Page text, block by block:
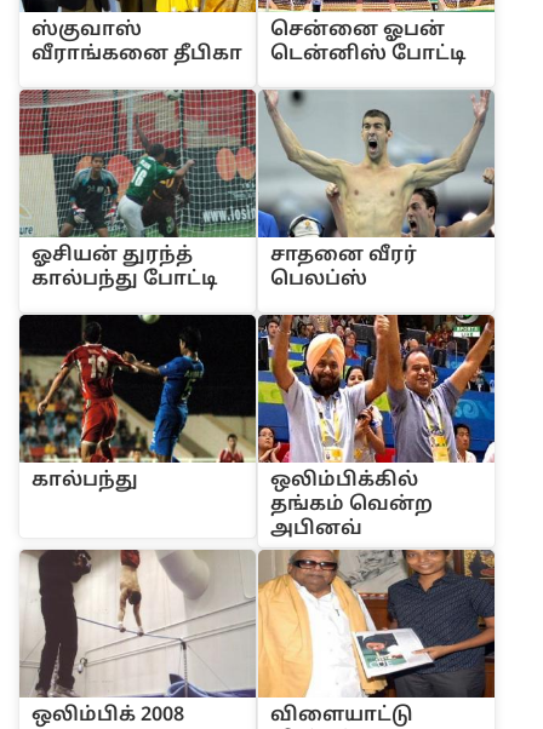
‌ஸ்குவா‌‌ஸ்
‌வீரா‌ங்கனை ‌தீ‌‌பிகா
செ‌ன்னை ஓப‌ன்
‌டெ‌ன்‌னி‌ஸ் போ‌ட்டி
ஓ‌சிய‌ன் துர‌ந்‌த்
கா‌ல்ப‌ந்து போ‌ட்டி
சாதனை ‌வீர‌ர்
பெல‌ப்‌ஸ்
கா‌ல்ப‌ந்து
ஒ‌லி‌ம்‌பி‌க்‌கி‌ல்
த‌ங்க‌ம் வெ‌ன்ற
அ‌பின‌வ்
ஒ‌லி‌ம்‌பி‌க் 2008
‌விளையா‌ட்டு